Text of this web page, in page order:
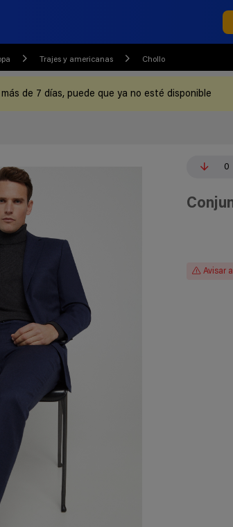
Trajes y americanas Chollo
de 7 días, puede que ya no esté disponible
0
Avisar